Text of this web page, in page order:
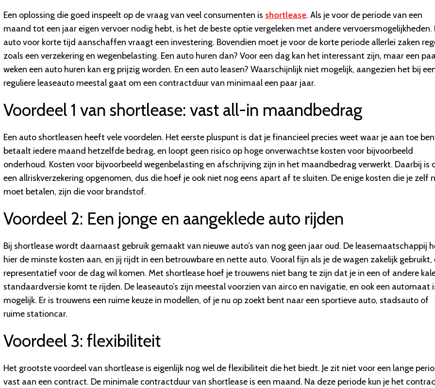
Een oplossing die goed inspeelt op de vraag van veel consumenten is shortlease. Als je voor de periode van een
maand tot een jaar eigen vervoer nodig hebt, is het de beste optie vergeleken met andere vervoersmogelijkheden.
auto voor korte tijd aanschaffen vraagt een investering. Bovendien moet je voor de korte periode allerlei zaken
zoals een verzekering en wegenbelasting. Een auto huren dan? Voor een dag kan het interessant zijn, maar een
weken een auto huren kan erg prijzig worden. En een auto leasen? Waarschijnlijk niet mogelijk, aangezien het bij
reguliere leaseauto meestal gaat om een contractduur van minimaal een paar jaar.
Voordeel 1 van shortlease: vast all-in maandbedrag
Een auto shortleasen heeft vele voordelen. Het eerste pluspunt is dat je financieel precies weet waar je aan toe
betaalt iedere maand hetzelfde bedrag, en loopt geen risico op hoge onverwachtse kosten voor bijvoorbeeld
onderhoud. Kosten voor bijvoorbeeld wegenbelasting en afschrijving zijn in het maandbedrag verwerkt. Daarbij is
een allriskverzekering opgenomen, dus die hoef je ook niet nog eens apart af te sluiten. De enige kosten die je zelf
moet betalen, zijn die voor brandstof.
Voordeel 2: Een jonge en aangeklede auto rijden
Bij shortlease wordt daarnaast gebruik gemaakt van nieuwe auto’s van nog geen jaar oud. De leasemaatschappij
hier de minste kosten aan, en jij rijdt in een betrouwbare en nette auto. Vooral fijn als je de wagen zakelijk gebruikt,
representatief voor de dag wil komen. Met shortlease hoef je trouwens niet bang te zijn dat je in een of andere
standaardversie komt te rijden. De leaseauto’s zijn meestal voorzien van airco en navigatie, en ook een automaat
mogelijk. Er is trouwens een ruime keuze in modellen, of je nu op zoekt bent naar een sportieve auto, stadsauto of
ruime stationcar.
Voordeel 3: flexibiliteit
Het grootste voordeel van shortlease is eigenlijk nog wel de flexibiliteit die het biedt. Je zit niet voor een lange
vast aan een contract. De minimale contractduur van shortlease is een maand. Na deze periode kun je het